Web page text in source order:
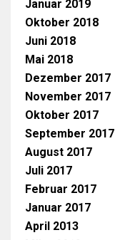
Januar 2019
Oktober 2018
Juni 2018
Mai 2018
Dezember 2017
November 2017
Oktober 2017
September 2017
August 2017
Juli 2017
Februar 2017
Januar 2017
April 2013